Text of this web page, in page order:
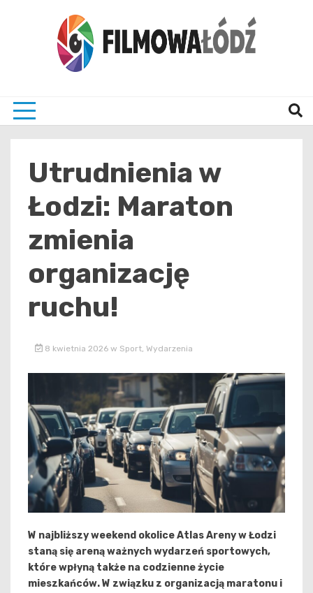
Utrudnienia w
Łodzi: Maraton
zmienia
organizację
ruchu!
8 kwietnia 2026 w Sport, Wydarzenia
W najbliższy weekend okolice Atlas Areny w Łodzi
staną się areną ważnych wydarzeń sportowych,
które wpłyną także na codzienne życie
mieszkańców. W związku z organizacją maratonu i